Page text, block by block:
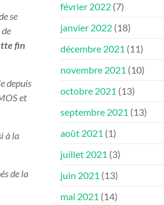
se
fin
depuis
et
à la
de la
février 2022 (7)
janvier 2022 (18)
décembre 2021 (11)
novembre 2021 (10)
octobre 2021 (13)
septembre 2021 (13)
août 2021 (1)
juillet 2021 (3)
juin 2021 (13)
mai 2021 (14)